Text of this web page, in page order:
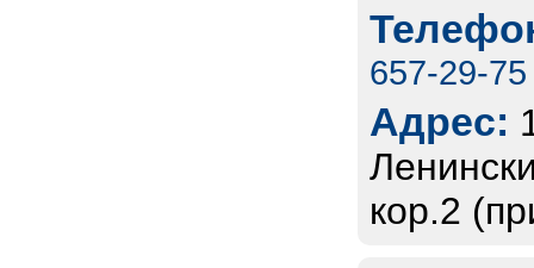
657-29-75
Адрес:
кор.2